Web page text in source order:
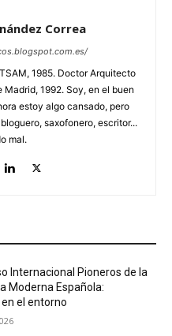
Correa
1985. Doctor Arquitecto
1992. Soy, en el buen
estoy algo cansado, pero
saxofonero, escritor...
mal.
Internacional Pioneros de la
Moderna Española:
el entorno